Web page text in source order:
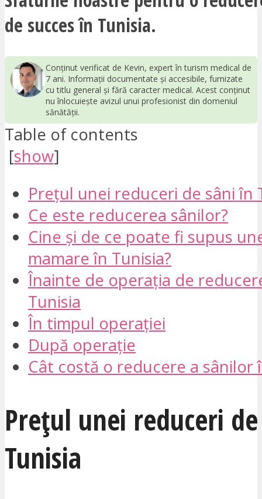
de succes în Tunisia.
Conținut verificat de Kevin, expert în turism medical de
7 ani. Informații documentate și accesibile, furnizate
cu titlu general și fără caracter medical. Acest conținut
nu înlocuiește avizul unui profesionist din domeniul
sănătății.
Table of contents
[show]
Prețul unei reduceri de sâni în
Ce este reducerea sânilor?
Cine și de ce poate fi supus
mamare în Tunisia?
Înainte de operația de
Tunisia
În timpul operației
După operație
Cât costă o reducere a sânilor
Prețul unei reduceri
Tunisia